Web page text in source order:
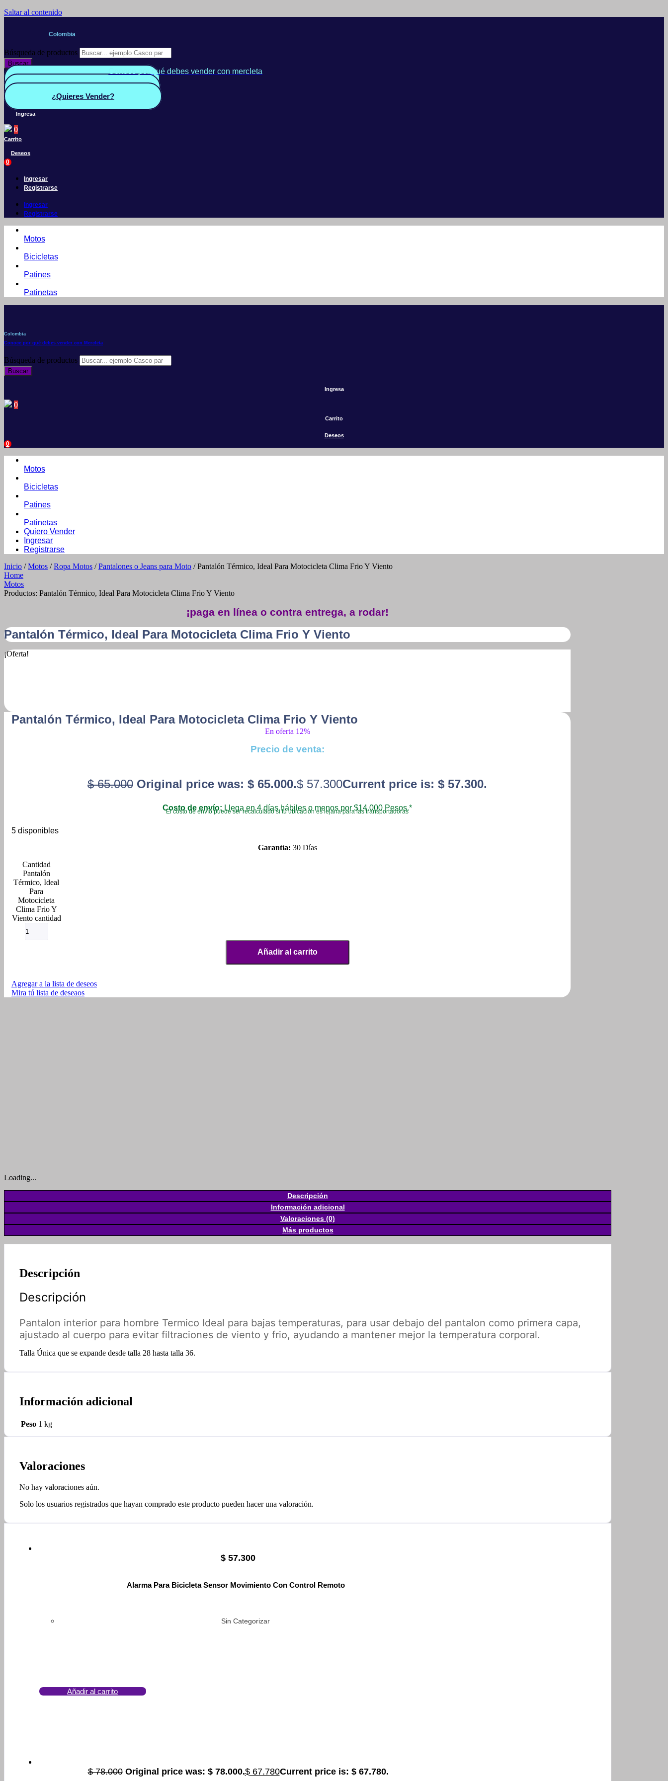
Saltar al contenido
Colombia
Búsqueda de productos
Buscar
Conoce por qué debes vender con mercleta
¿Quieres Vender?
Ingresa
0
Carrito
Deseos
0
Ingresar
Registrarse
Ingresar
Registrarse
Motos
Bicicletas
Patines
Patinetas
Colombia
Conoce por qué debes vender con Mercleta
Búsqueda de productos
Buscar
Ingresa
0
Carrito
Deseos
0
Motos
Bicicletas
Patines
Patinetas
Quiero Vender
Ingresar
Registrarse
Inicio /Motos /Ropa Motos /Pantalones o Jeans para Moto / Pantalón Térmico, Ideal Para Motocicleta Clima Frio Y Viento
Home
Motos
Productos: Pantalón Térmico, Ideal Para Motocicleta Clima Frio Y Viento
¡paga en línea o contra entrega, a rodar!
Pantalón Térmico, Ideal Para Motocicleta Clima Frio Y Viento
¡Oferta!
Pantalón Térmico, Ideal Para Motocicleta Clima Frio Y Viento
En oferta 12%
Precio de venta:
$65.000 Original price was: $ 65.000.$ 57.300Current price is: $ 57.300.
Costo de envío: Llega en 4 días hábiles o menos por $14.000 Pesos.*
El costo de envío puede ser recalculado si tu ubicación es lejana para las transportadoras
5 disponibles
Garantía: 30 Días
Pantalón
Térmico, Ideal
Para
Motocicleta
Clima Frio Y
Viento cantidad
Añadir al carrito
Agregar a la lista de deseos
Mira tú lista de deseaos
Loading...
Descripción
Información adicional
Valoraciones (0)
Más productos
Descripción
Descripción
Pantalon interior para hombre Termico Ideal para bajas temperaturas, para usar debajo del pantalon como primera capa,
ajustado al cuerpo para evitar filtraciones de viento y frio, ayudando a mantener mejor la temperatura corporal.
Talla Única que se expande desde talla 28 hasta talla 36.
Información adicional
Peso 1 kg
Valoraciones
No hay valoraciones aún.
Solo los usuarios registrados que hayan comprado este producto pueden hacer una valoración.
$ 57.300
Alarma Para Bicicleta Sensor Movimiento Con Control Remoto
Sin Categorizar
Añadir al carrito
$78.000 Original price was: $ 78.000.$67.780Current price is: $ 67.780.